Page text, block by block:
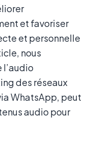
et favoriser
et personnelle
nous
l’audio
des réseaux
WhatsApp, peut
audio pour